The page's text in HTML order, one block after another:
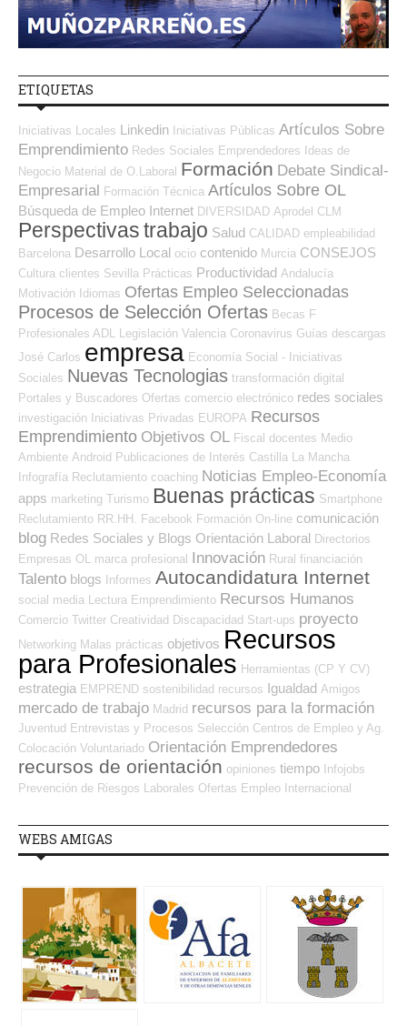
ETIQUETAS
Iniciativas Locales Linkedin Iniciativas Públicas Artículos Sobre
Emprendimiento Redes Sociales Emprendedores
Ideas de
Negocio Material de O.Laboral Formación Debate Sindical-
Empresarial Formación Técnica Artículos Sobre OL
Búsqueda de Empleo Internet DIVERSIDAD Aprodel CLM
Perspectivastrabajo Salud CALIDAD empleabilidad
Barcelona Desarrollo Local ocio contenido Murcia CONSEJOS
Cultura clientes Sevilla Prácticas Productividad Andalucía
Motivación
Idiomas Ofertas Empleo Seleccionadas
Procesos de Selección Ofertas Becas F
Profesionales ADL
Legislación Valencia Coronavirus Guías descargas
José Carlos empresa Economía Social - Iniciativas
Sociales Nuevas Tecnologias transformación digital
Portales y Buscadores Ofertas comercio electrónico redes sociales
investigación Iniciativas Privadas EUROPA Recursos
Emprendimiento Objetivos OL Fiscal docentes Medio
Ambiente Android Publicaciones de Interés Castilla La Mancha
Infografía Reclutamiento coaching Noticias Empleo-Economía
apps marketing Turismo Buenas prácticas Smartphone
Reclutamiento RR.HH.
Facebook Formación On-line comunicación
blog Redes Sociales y Blogs Orientación Laboral Directorios
Empresas OL
marca profesional Innovación Rural financiación
Talento blogs Informes Autocandidatura Internet
social media Lectura Emprendimiento Recursos Humanos
Comercio Twitter Creatividad Discapacidad Start-ups proyecto
Networking Malas prácticas objetivos Recursos
para Profesionales Herramientas (CP Y CV)
estrategia EMPREND sostenibilidad recursos Igualdad Amigos
mercado de trabajo Madrid recursos para la formación
Juventud Entrevistas y Procesos Selección Centros de Empleo y Ag.
Colocación Voluntariado Orientación Emprendedores
recursos de orientación opiniones tiempo Infojobs
Prevención de Riesgos Laborales Ofertas Empleo Internacional
WEBS AMIGAS